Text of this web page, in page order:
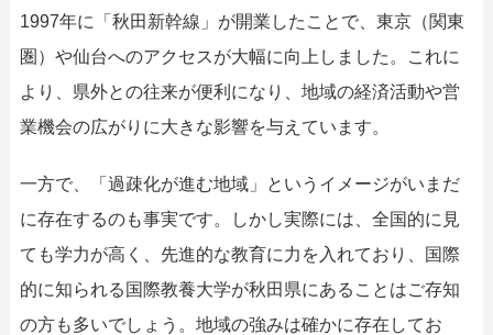
お電話で
お問合せ
スピード
査定依頼
名古屋支店直通
052-414-4107
おすすめ記事
ファクタリングで即日資金調達する
1997年に「秋田新幹線」が開業したことで、東京（関東
圏）や仙台へのアクセスが大幅に向上しました。これに
より、県外との往来が便利になり、地域の経済活動や営
業機会の広がりに大きな影響を与えています。
一方で、「過疎化が進む地域」というイメージがいまだ
に存在するのも事実です。しかし実際には、全国的に見
ても学力が高く、先進的な教育に力を入れており、国際
的に知られる国際教養大学が秋田県にあることはご存知
の方も多いでしょう。地域の強みは確かに存在してお